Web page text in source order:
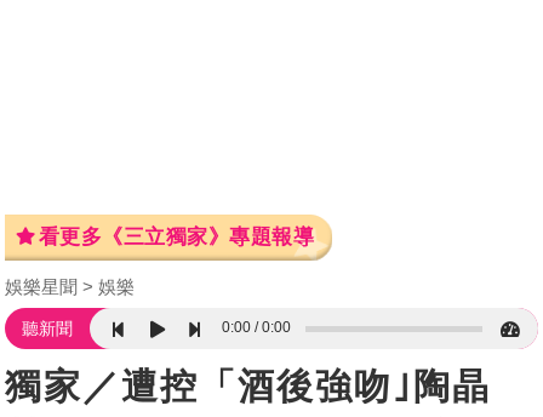
看更多《三立獨家》專題報導
娛樂星聞 娛樂
聽新聞 0:00 0:00
獨家／遭控「酒後強吻｣陶晶